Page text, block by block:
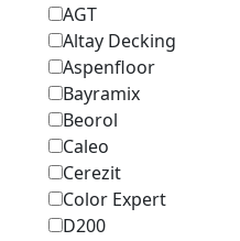
AGT
Altay Decking
Aspenfloor
Bayramix
Beorol
Caleo
Cerezit
Color Expert
D200